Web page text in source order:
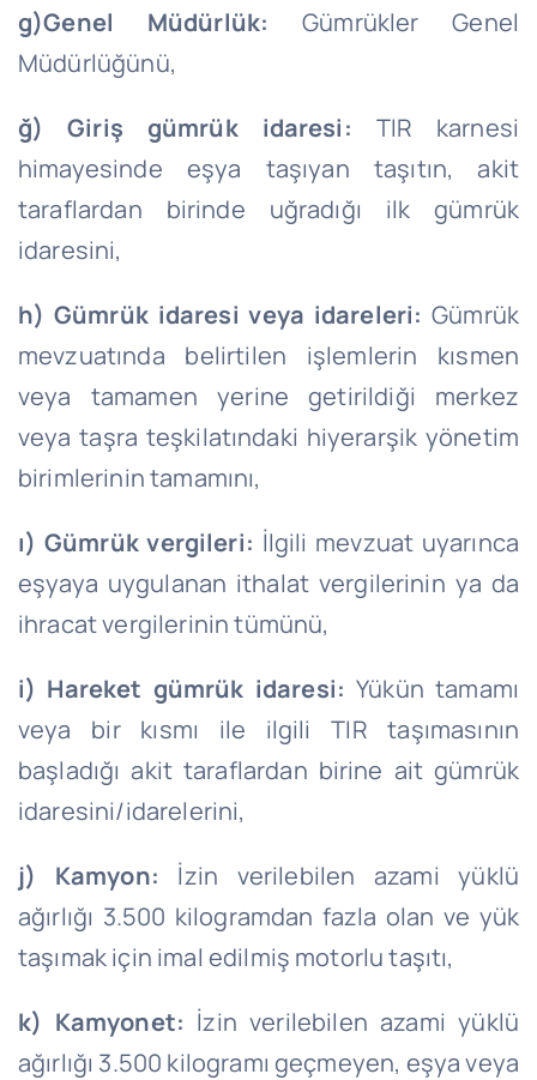
g)Genel Müdürlük:Gümrükler Genel
Müdürlüğünü,
ğ) Giriş gümrük idaresi: TIR karnesi
himayesinde eşya taşıyan taşıtın, akit
taraflardan birinde uğradığı ilk gümrük
idaresini,
h) Gümrük idaresi veya idareleri:Gümrük
mevzuatında belirtilen işlemlerin kısmen
veya tamamen yerine getirildiği merkez
veya taşra teşkilatındaki hiyerarşik yönetim
birimlerinin tamamını,
ı) Gümrük vergileri: İlgili mevzuat uyarınca
eşyaya uygulanan ithalat vergilerinin ya da
ihracat vergilerinin tümünü,
i) Hareket gümrük idaresi:Yükün tamamı
veya bir kısmı ile ilgili TIR taşımasının
başladığı akit taraflardan birine ait gümrük
idaresini/idarelerini,
j) Kamyon: İzin verilebilen azami yüklü
ağırlığı 3.500 kilogramdan fazla olan ve yük
taşımak için imal edilmiş motorlu taşıtı,
k) Kamyonet: İzin verilebilen azami yüklü
ağırlığı 3.500 kilogramı geçmeyen, eşya veya